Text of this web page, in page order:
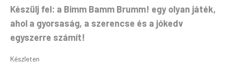
Készülj fel: a Bimm Bamm Brumm! egy olyan játék,
ahol a gyorsaság, a szerencse és a jókedv
egyszerre számít!
Készleten